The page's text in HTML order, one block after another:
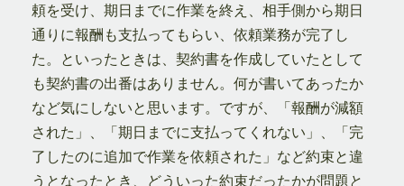
頼を受け、期日までに作業を終え、相手側から期日
通りに報酬も支払ってもらい、依頼業務が完了し
た。といったときは、契約書を作成していたとして
も契約書の出番はありません。何が書いてあったか
など気にしないと思います。ですが、「報酬が減額
された」、「期日までに支払ってくれない」、「完
了したのに追加で作業を依頼された」など約束と違
うとなったとき、どういった約束だったかが問題と